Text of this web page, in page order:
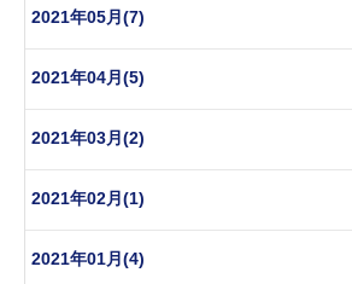
2021年05月(7)
2021年04月(5)
2021年03月(2)
2021年02月(1)
2021年01月(4)